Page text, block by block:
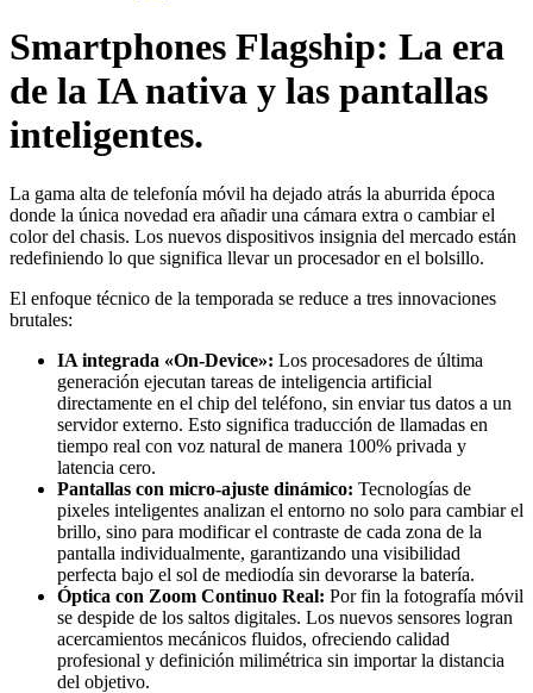
Smartphones Flagship: La era
de la IA nativa y las pantallas
inteligentes.
La gama alta de telefonía móvil ha dejado atrás la aburrida época
donde la única novedad era añadir una cámara extra o cambiar el
color del chasis. Los nuevos dispositivos insignia del mercado están
redefiniendo lo que significa llevar un procesador en el bolsillo.
El enfoque técnico de la temporada se reduce a tres innovaciones
brutales:
IA integrada «On-Device»: Los procesadores de última
generación ejecutan tareas de inteligencia artificial
directamente en el chip del teléfono, sin enviar tus datos a un
servidor externo. Esto significa traducción de llamadas en
tiempo real con voz natural de manera 100% privada y
latencia cero.
Pantallas con micro-ajuste dinámico: Tecnologías de
pixeles inteligentes analizan el entorno no solo para cambiar el
brillo, sino para modificar el contraste de cada zona de la
pantalla individualmente, garantizando una visibilidad
perfecta bajo el sol de mediodía sin devorarse la batería.
Óptica con Zoom Continuo Real: Por fin la fotografía móvil
se despide de los saltos digitales. Los nuevos sensores logran
acercamientos mecánicos fluidos, ofreciendo calidad
profesional y definición milimétrica sin importar la distancia
del objetivo.